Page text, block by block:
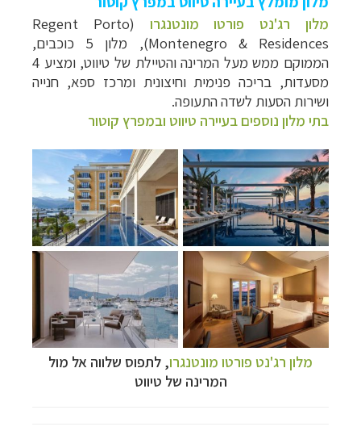
מלון רג'נט פורטו מונטנגרו
(Regent Porto
Montenegro & Residences), מלון 5 כוכבים,
הממוקם ממש מעל המרינה והטיילת של טיווט, ומציע 4
מסעדות, בריכה פנימית וחיצונית ומרכז ספא, חנייה
ושירות הסעות לשדה התעופה.
בתי מלון נוספים בעיירה טיווט ובמפרץ קוטור
מלון רג'נט פורטו מונטנגרו, לתפוס שלווה אל מול
המרינה של טיווט